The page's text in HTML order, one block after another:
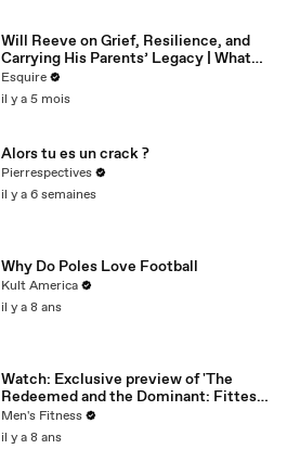
Will Reeve on Grief, Resilience, and
Carrying His Parents’ Legacy | What
I’ve Learned | Esquire
Esquire
il y a 5 mois
Alors tu es un crack ?
Pierrespectives
il y a 6 semaines
Why Do Poles Love Football
Kult America
il y a 8 ans
Watch: Exclusive preview of 'The
Redeemed and the Dominant: Fittest
on Earth'
Men's Fitness
il y a 8 ans